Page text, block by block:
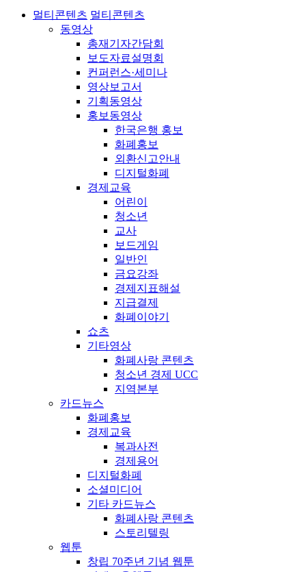
멀티콘텐츠 멀티콘텐츠
동영상
총재기자간담회
보도자료설명회
컨퍼런스·세미나
영상보고서
기획동영상
홍보동영상
한국은행 홍보
화폐홍보
외환신고안내
디지털화폐
경제교육
어린이
청소년
교사
보드게임
일반인
금요강좌
경제지표해설
지급결제
화폐이야기
쇼츠
기타영상
화폐사랑 콘텐츠
청소년 경제 UCC
지역본부
카드뉴스
화폐홍보
경제교육
복과사전
경제용어
디지털화폐
소셜미디어
기타 카드뉴스
화폐사랑 콘텐츠
스토리텔링
웹툰
창립 70주년 기념 웹툰